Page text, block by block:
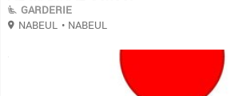
GARDERIE
NABEUL • NABEUL